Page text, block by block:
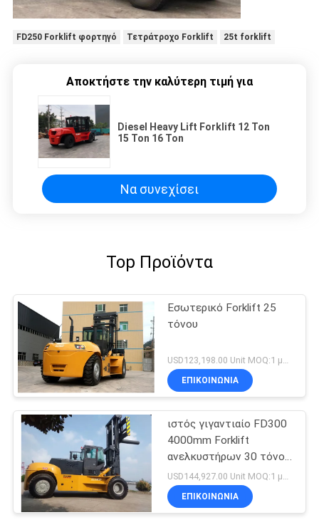
FD250 Forklift φορτηγό Τετράτροχο Forklift 25t forklift
Αποκτήστε την καλύτερη τιμή για
Diesel Heavy Lift Forklift 12 Ton
15 Ton 16 Ton
Να συνεχίσει
Top Προϊόντα
Εσωτερικό Forklift 25
τόνου
USD123,198.00 Unit MOQ:1 μονάδα
ΕΠΙΚΟΙΝΩΝΙΑ
ιστός γιγαντιαίο FD300
4000mm Forklift
ανελκυστήρων 30 τόνου
βαρύς εξοπλισμός
φορτηγών
ΕΠΙΚΟΙΝΩΝΙΑ